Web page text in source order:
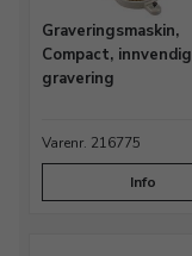
Graveringsmaskin,
Compact, innvendig
gravering
Varenr. 216775
Info